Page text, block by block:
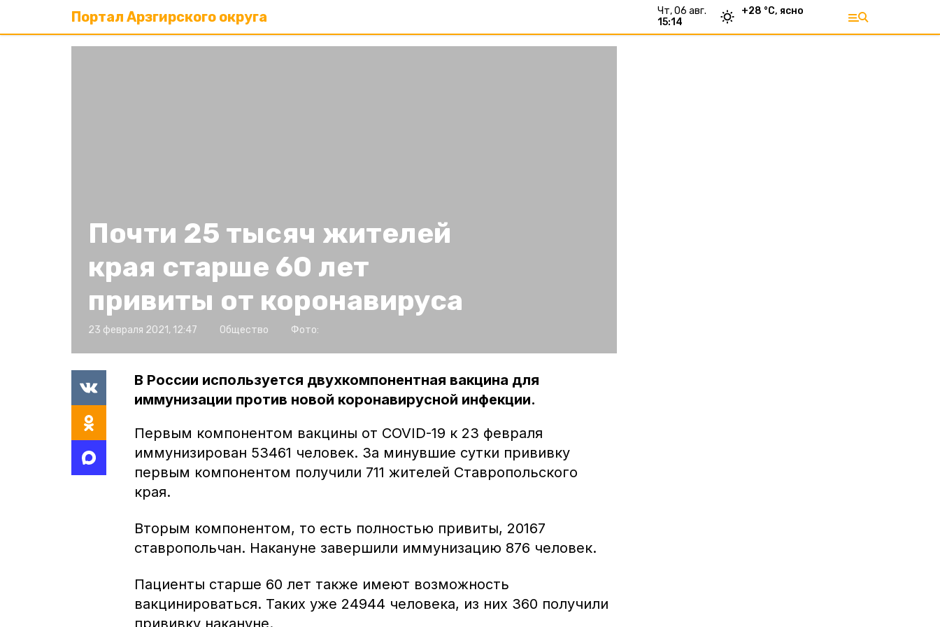
Портал Арзгирского округа
чт, 06 авг.
15:14
+28 °С, ясно
Почти 25 тысяч жителей
края старше 60 лет
привиты от коронавируса
23 февраля 2021, 12:47 Общество Фото:
В России используется двухкомпонентная вакцина для
иммунизации против новой коронавирусной инфекции.
Первым компонентом вакцины от COVID-19 к 23 февраля
иммунизирован 53461 человек. За минувшие сутки прививку
первым компонентом получили 711 жителей Ставропольского
края.
Вторым компонентом, то есть полностью привиты, 20167
ставропольчан. Накануне завершили иммунизацию 876 человек.
Пациенты старше 60 лет также имеют возможность
вакцинироваться. Таких уже 24944 человека, из них 360 получили
прививку накануне.